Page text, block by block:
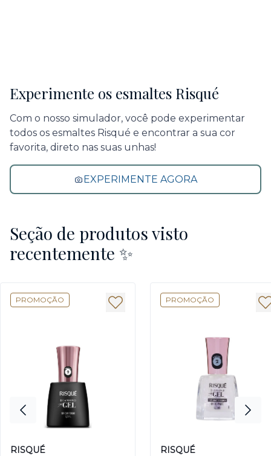
Experimente os esmaltes Risqué
Com o nosso simulador, você pode experimentar
todos os esmaltes Risqué e encontrar a sua cor
favorita, direto nas suas unhas!
EXPERIMENTE AGORA
Seção de produtos visto
recentemente ✨
PROMOÇÃO
RISQUÉ
PROMOÇÃO
RISQUÉ